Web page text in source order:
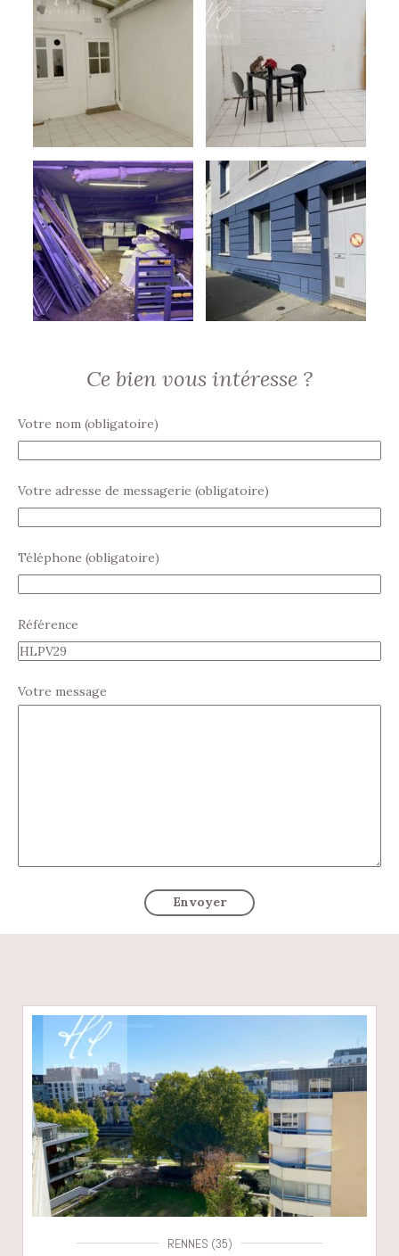
Ce bien vous intéresse ?
Votre nom (obligatoire)
Votre adresse de messagerie (obligatoire)
Téléphone (obligatoire)
Référence
Votre message
RENNES (35)